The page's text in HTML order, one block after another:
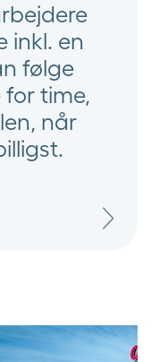
inkl. en
følge
for time,
når